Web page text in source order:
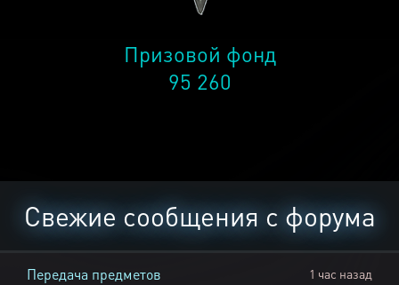
Призовой фонд
95 260
Свежие сообщения с форума
Передача предметов 1 час назад